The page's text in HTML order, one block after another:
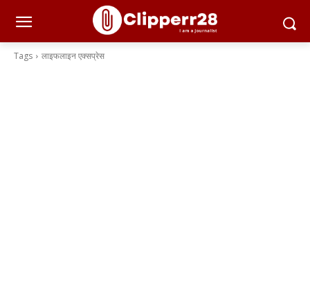
Tags लाइफलाइन एक्सप्रेस